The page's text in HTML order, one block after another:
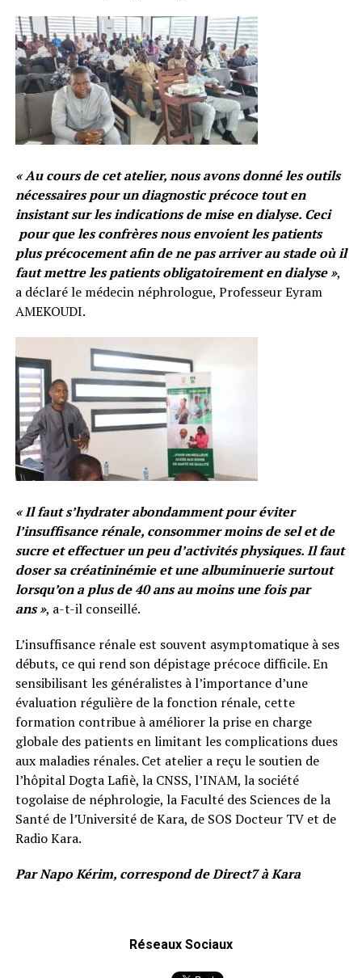
« Au cours de cet atelier, nous avons donné les outils
nécessaires pour un diagnostic précoce tout en
insistant sur les indications de mise en dialyse. Ceci
pour que les confrères nous envoient les patients
plus précocement afin de ne pas arriver au stade où il
faut mettre les patients obligatoirement en dialyse »,
a déclaré le médecin néphrologue, Professeur Eyram
AMEKOUDI.
« Il faut s’hydrater abondamment pour éviter
l’insuffisance rénale, consommer moins de sel et de
sucre et effectuer un peu d’activités physiques. Il faut
doser sa créatininémie et une albuminuerie surtout
lorsqu’on a plus de 40 ans au moins une fois par
ans », a-t-il conseillé.
L’insuffisance rénale est souvent asymptomatique à ses
débuts, ce qui rend son dépistage précoce difficile. En
sensibilisant les généralistes à l’importance d’une
évaluation régulière de la fonction rénale, cette
formation contribue à améliorer la prise en charge
globale des patients en limitant les complications dues
aux maladies rénales. Cet atelier a reçu le soutien de
l’hôpital Dogta Lafiè, la CNSS, l’INAM, la société
togolaise de néphrologie, la Faculté des Sciences de la
Santé de l’Université de Kara, de SOS Docteur TV et de
Radio Kara.
Par Napo Kérim, correspond de Direct7 à Kara
Réseaux Sociaux